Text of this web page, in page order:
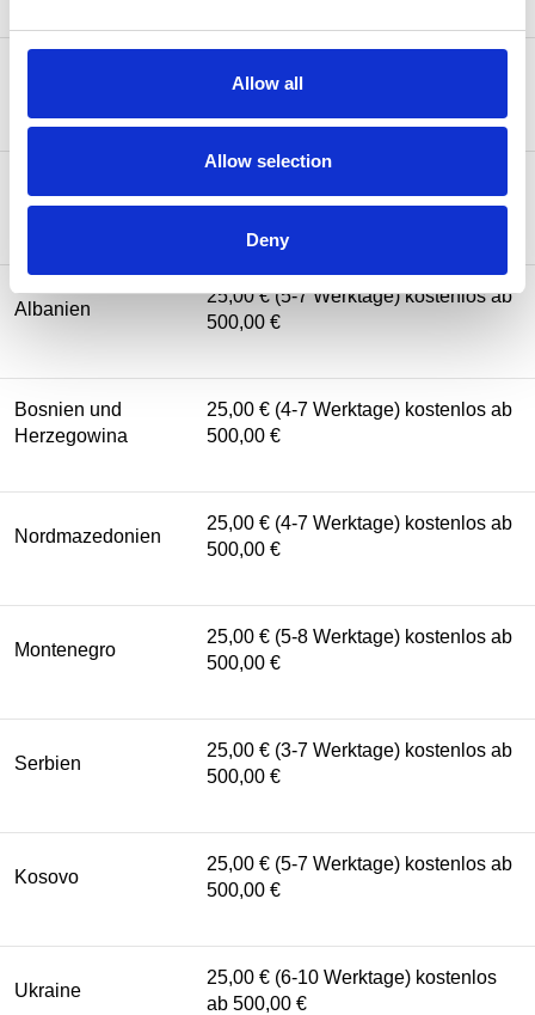
Allow all
Allow selection
Deny
500,00 €
Königreich(UK)
500,00 €
Albanien
25,00 € (5-7 Werktage) kostenlos ab
500,00 €
Bosnien und
Herzegowina
25,00 € (4-7 Werktage) kostenlos ab
500,00 €
Nordmazedonien
25,00 € (4-7 Werktage) kostenlos ab
500,00 €
Montenegro
25,00 € (5-8 Werktage) kostenlos ab
500,00 €
Serbien
25,00 € (3-7 Werktage) kostenlos ab
500,00 €
Kosovo
25,00 € (5-7 Werktage) kostenlos ab
500,00 €
Ukraine
25,00 € (6-10 Werktage) kostenlos
ab 500,00 €